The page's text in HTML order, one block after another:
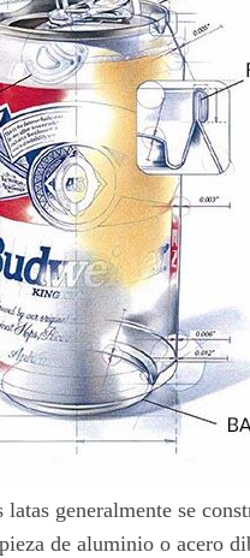
latas generalmente se
de aluminio o acero